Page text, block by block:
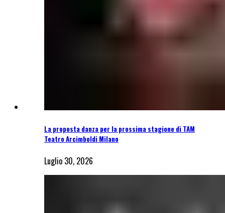
La proposta danza per la prossima stagione di TAM
Teatro Arcimboldi Milano
Luglio 30, 2026